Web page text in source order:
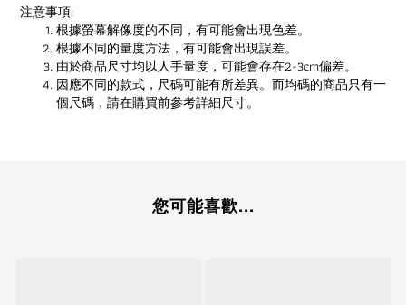
注意事項:
根據螢幕解像度的不同，有可能會出現色差。
根據不同的量度方法，有可能會出現誤差。
由於商品尺寸均以人手量度，可能會存在2-3cm偏差。
因應不同的款式，尺碼可能有所差異。而均碼的商品只有一
個尺碼，請在購買前參考詳細尺寸。
您可能喜歡...